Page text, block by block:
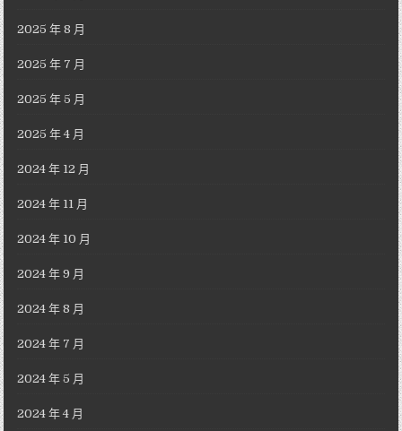
2025 年 8 月
2025 年 7 月
2025 年 5 月
2025 年 4 月
2024 年 12 月
2024 年 11 月
2024 年 10 月
2024 年 9 月
2024 年 8 月
2024 年 7 月
2024 年 5 月
2024 年 4 月